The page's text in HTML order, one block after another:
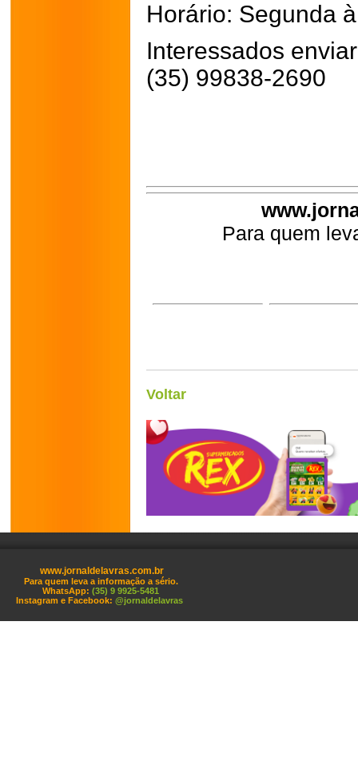
Horário: Segunda
Interessados
(35) 99838-2690
Para quem
Voltar
www.jornaldelavras.com.br
Para quem leva a informação a sério.
WhatsApp: (35) 9 9925-5481
Instagram e Facebook: @jornaldelavras